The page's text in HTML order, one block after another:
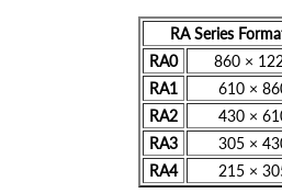
RA Series
RA0
860 ×
RA1
610 ×
RA2
430 ×
RA3
305 ×
RA4
215 ×